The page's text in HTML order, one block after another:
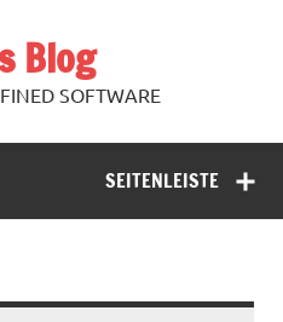
Blog
SOFTWARE
SEITENLEISTE